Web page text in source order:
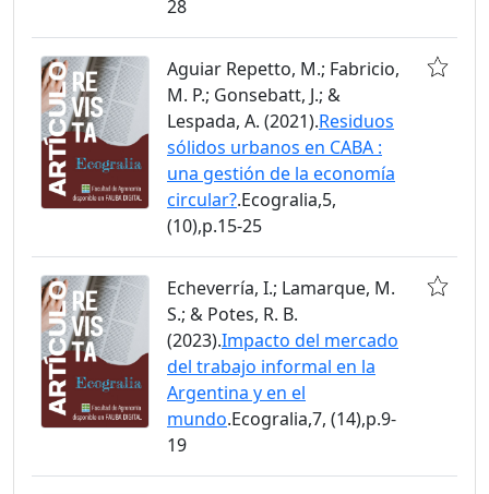
28
Aguiar Repetto, M.; Fabricio,
M. P.; Gonsebatt, J.; &
Lespada, A. (2021).Residuos
sólidos urbanos en CABA :
una gestión de la economía
circular?.Ecogralia,5,
(10),p.15-25
Echeverría, I.; Lamarque, M.
S.; & Potes, R. B.
(2023).Impacto del mercado
del trabajo informal en la
Argentina y en el
mundo.Ecogralia,7, (14),p.9-
19